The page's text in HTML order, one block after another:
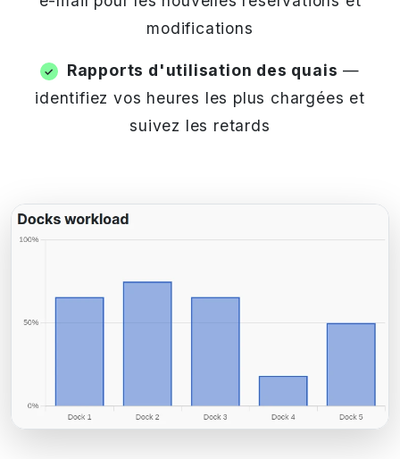
modifications
Rapports d'utilisation des quais —
identifiez vos heures les plus chargées et
suivez les retards